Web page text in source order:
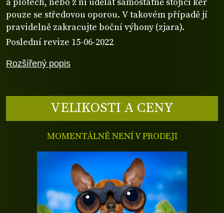
Rozšířený popis
a plotech, nebo z ní udělat samostatně stojící keř
pouze se středovou oporou. V takovém případě jí
pravidelně zakracujte boční výhony (zjara).
Poslední revize 15-06-2022
VELIKOSTI A CENY
MOMENTÁLNĚ NENÍ V PRODEJI